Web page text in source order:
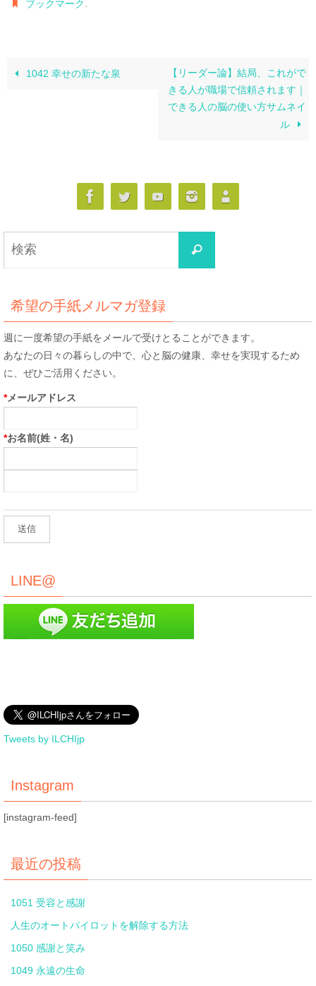
ブックマーク.
1042 幸せの新たな泉
【リーダー論】結局、これがで
きる人が職場で信頼されます｜
できる人の脳の使い方サムネイ
ル
検
索
希望の手紙メルマガ登録
週に一度希望の手紙をメールで受けとることができます。
あなたの日々の暮らしの中で、心と脳の健康、幸せを実現するため
に、ぜひご活用ください。
*メールアドレス
*お名前(姓・名)
LINE@
Tweets by ILCHIjp
Instagram
[instagram-feed]
最近の投稿
1051 受容と感謝
人生のオートパイロットを解除する方法
1050 感謝と笑み
1049 永遠の生命